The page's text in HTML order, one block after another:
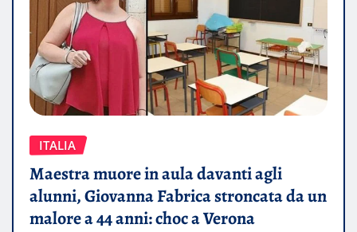
ITALIA
Maestra muore in aula davanti agli
alunni, Giovanna Fabrica stroncata da un
malore a 44 anni: choc a Verona